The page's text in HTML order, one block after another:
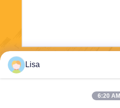
Lisa
6:20 AM